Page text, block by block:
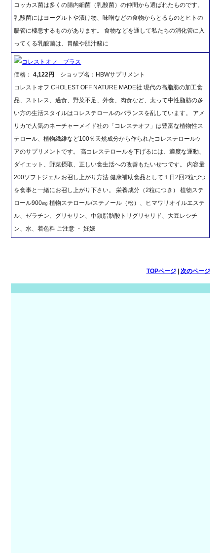
コッカス菌は多くの腸内細菌（乳酸菌）の仲間から選ばれたものです。
乳酸菌にはヨーグルトや漬け物、味噌などの食物からとるものとヒトの
腸管に棲息するものがあります。 食物などを通して私たちの消化管に入
ってくる乳酸菌は、胃酸や胆汁酸に
コレストオフ プラス
価格：4,122円
ショップ名：HBWサプリメント
コレストオフ CHOLEST OFF NATURE MADE社 現代の高脂肪の加工食
品、ストレス、過食、野菜不足、外食、肉食など、太って中性脂肪の多
い方の生活スタイルはコレステロールのバランスを乱しています。 アメ
リカで人気のネーチャーメイド社の「コレステオフ」は豊富な植物性ス
テロール、植物繊維など100％天然成分から作られたコレステロールケ
アのサプリメントです。 高コレステロールを下げるには、適度な運動、
ダイエット、野菜摂取、正しい食生活への改善もたいせつです。 内容量
200ソフトジェル お召し上がり方法 健康補助食品として１日2回2粒づつ
を食事と一緒にお召し上がり下さい。 栄養成分（2粒につき） 植物ステ
ロール900㎎ 植物ステロール/ステノール（松）、ヒマワリオイルエステ
ル、ゼラチン、グリセリン、中鎖脂肪酸トリグリセリド、大豆レシチ
ン、水、着色料 ご注意 ・ 妊娠
TOPページ| 次のページ